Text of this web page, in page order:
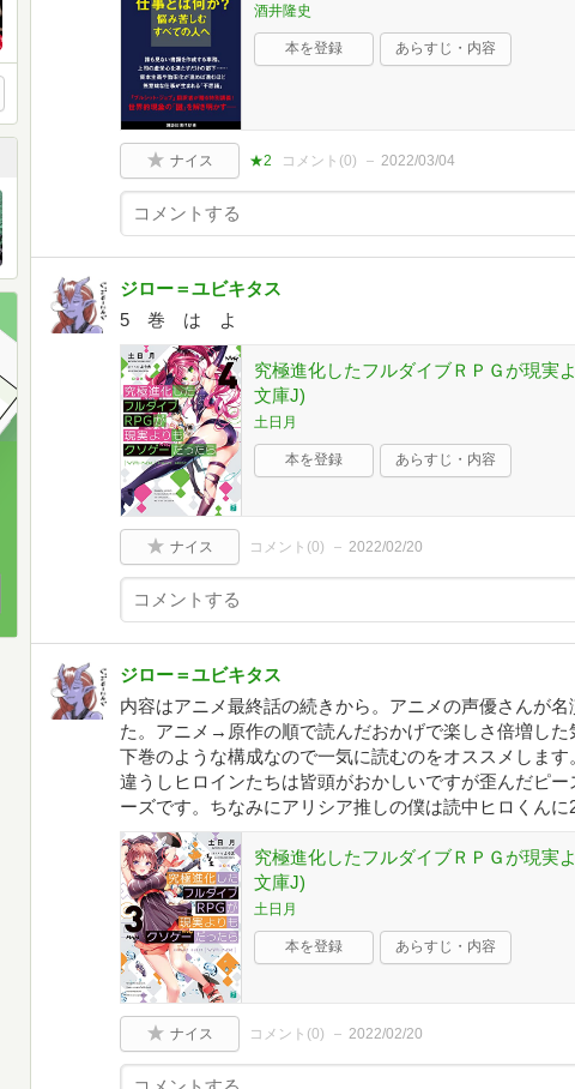
酒井隆史
本を登録 あらすじ・内容
ナイス ★2 コメント(0) 2022/03/04
ジロー＝ユビキタス
5 巻 は よ
究極進化したフルダイブＲＰＧが現実
文庫J)
土日月
本を登録 あらすじ・内容
ナイス コメント(0) 2022/02/20
ジロー＝ユビキタス
内容はアニメ最終話の続きから。アニメの声優さんが
た。アニメ→原作の順で読んだおかげで楽しさ倍増した
下巻のような構成なので一気に読むのをオススメしま
違うしヒロインたちは皆頭がおかしいですが歪んだピ
ーズです。ちなみにアリシア推しの僕は読中ヒロくんに
究極進化したフルダイブＲＰＧが現実
文庫J)
土日月
本を登録 あらすじ・内容
ナイス コメント(0) 2022/02/20